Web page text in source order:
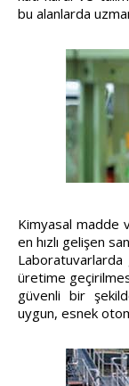
bu alanlarda
Kimyasal madde
en hızlı gelişen
Laboratuvarlarda
üretime
güvenli bir
uygun, esnek